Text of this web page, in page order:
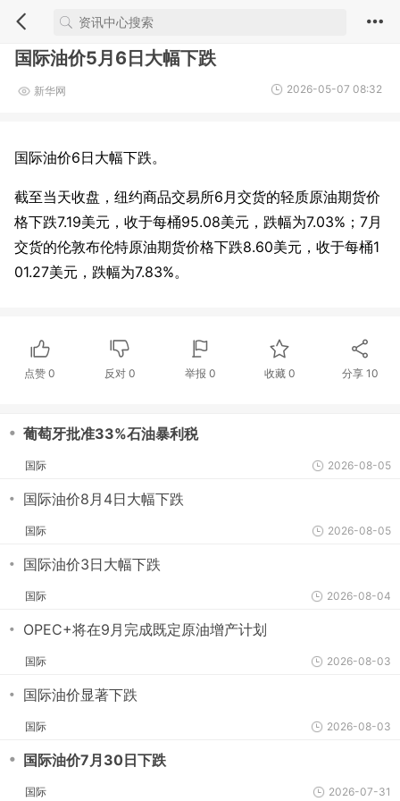
国际油价5月6日大幅下跌
新华网 2026-05-07 08:32
国际油价6日大幅下跌。
截至当天收盘，纽约商品交易所6月交货的轻质原油期货价
格下跌7.19美元，收于每桶95.08美元，跌幅为7.03%；7月
交货的伦敦布伦特原油期货价格下跌8.60美元，收于每桶1
01.27美元，跌幅为7.83%。
点赞0 反对 0 举报 0 收藏 0 分享 10
・ 葡萄牙批准33%石油暴利税
国际 2026-08-05
・ 国际油价8月4日大幅下跌
国际 2026-08-05
・ 国际油价3日大幅下跌
国际 2026-08-04
・ OPEC+将在9月完成既定原油增产计划
国际 2026-08-03
・ 国际油价显著下跌
国际 2026-08-03
・ 国际油价7月30日下跌
国际 2026-07-31